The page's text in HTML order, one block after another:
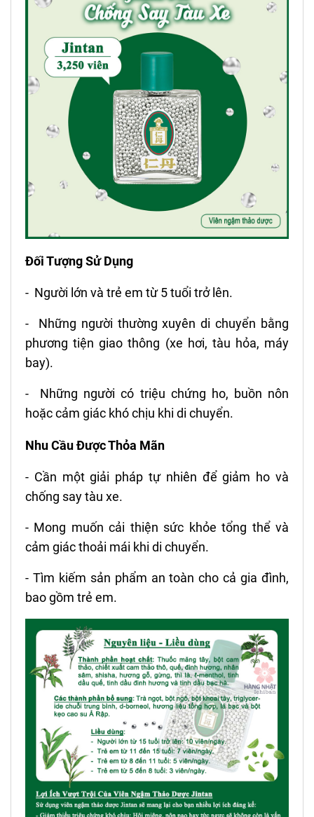
Đối Tượng Sử Dụng
- Người lớn và trẻ em từ 5 tuổi trở lên.
- Những người thường xuyên di chuyển bằng
phương tiện giao thông (xe hơi, tàu hỏa, máy
bay).
- Những người có triệu chứng ho, buồn nôn
hoặc cảm giác khó chịu khi di chuyển.
Nhu Cầu Được Thỏa Mãn
- Cần một giải pháp tự nhiên để giảm ho và
chống say tàu xe.
- Mong muốn cải thiện sức khỏe tổng thể và
cảm giác thoải mái khi di chuyển.
- Tìm kiếm sản phẩm an toàn cho cả gia đình,
bao gồm trẻ em.